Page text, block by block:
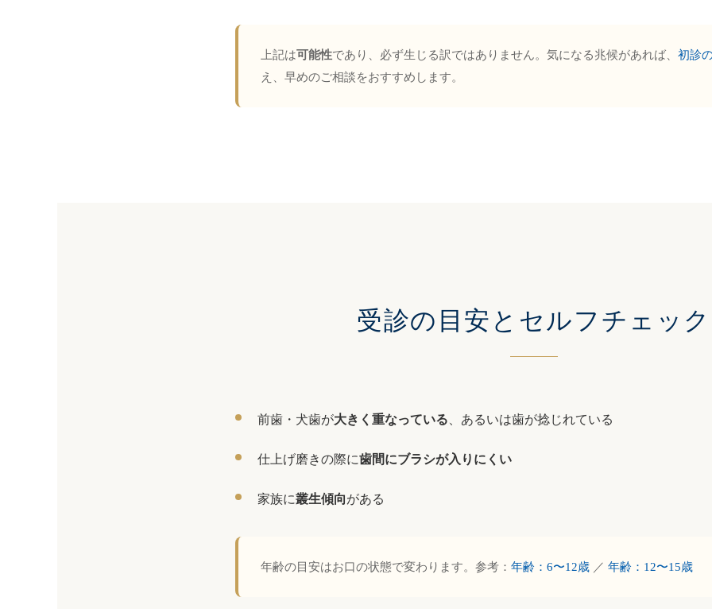
上記は可能性であり、必ず生じる訳ではありません。気になる兆候があれば、 初診
え、早めのご相談をおすすめします。
受診の目安と セルフチェック
前歯・犬歯が大きく重なっている 、あるいは歯が捻じれている
仕上げ磨きの際に歯間にブラシが入りにくい
家族に叢生傾向がある
年齢の目安はお口の状態で変わります。参考： 年齢：6〜12歳 ／ 年齢：12〜15歳